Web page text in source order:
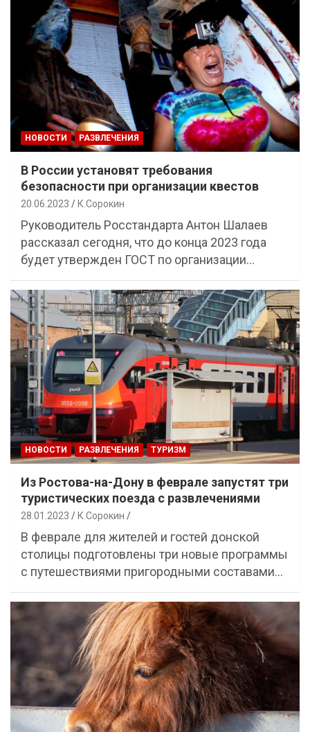
НОВОСТИ РАЗВЛЕЧЕНИЯ
В России установят требования
безопасности при организации квестов
20.06.2023 К.Сорокин
Руководитель Росстандарта Антон Шалаев
рассказал сегодня, что до конца 2023 года
будет утвержден ГОСТ по организации…
НОВОСТИ РАЗВЛЕЧЕНИЯ ТУРИЗМ
Из Ростова-на-Дону в феврале запустят три
туристических поезда с развлечениями
28.01.2023 К.Сорокин
В феврале для жителей и гостей донской
столицы подготовлены три новые программы
с путешествиями пригородными составами…